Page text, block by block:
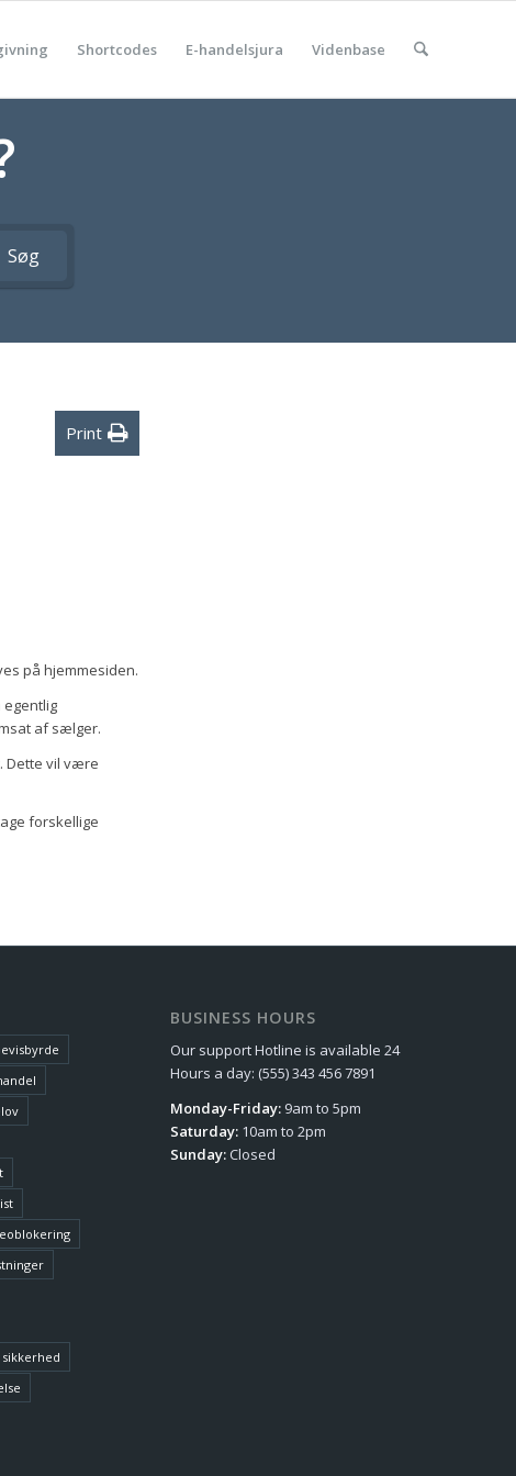
Shortcodes E-handelsjura Videnbase
Søg
Print
på hjemmesiden.
af sælger.
Dette vil være
forskellige
sikkerhed
BUSINESS HOURS
Our support Hotline is available 24
Hours a day: (555) 343 456 7891
Monday-Friday: 9am to 5pm
Saturday: 10am to 2pm
Sunday:Closed